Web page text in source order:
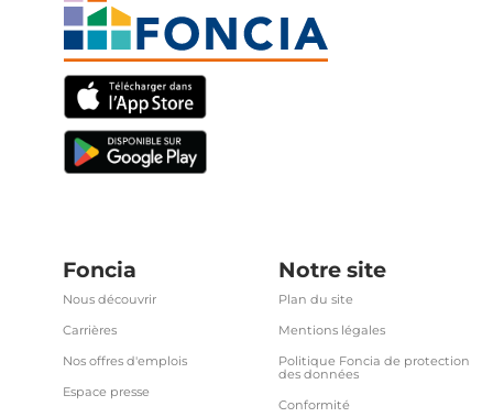
Foncia
Nous découvrir
Carrières
Nos offres d'emplois
Espace presse
Notre site
Plan du site
Mentions légales
Politique Foncia de protection
des données
Conformité